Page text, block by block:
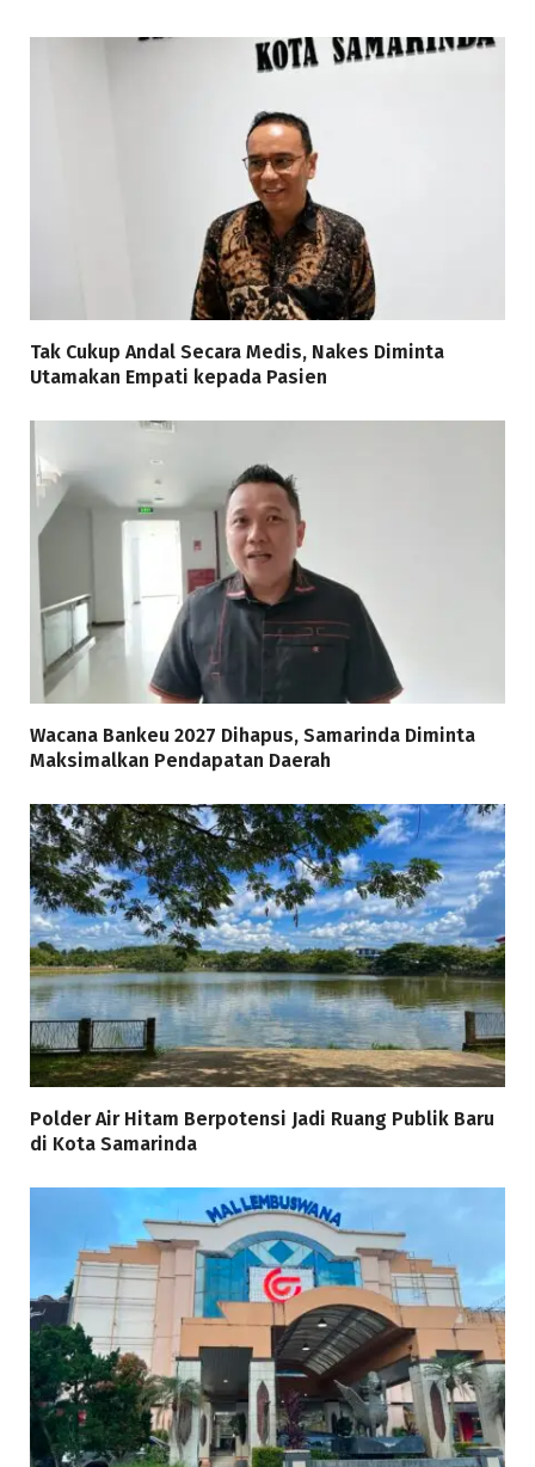
Tak Cukup Andal Secara Medis, Nakes Diminta
Utamakan Empati kepada Pasien
Wacana Bankeu 2027 Dihapus, Samarinda Diminta
Maksimalkan Pendapatan Daerah
Polder Air Hitam Berpotensi Jadi Ruang Publik Baru
di Kota Samarinda